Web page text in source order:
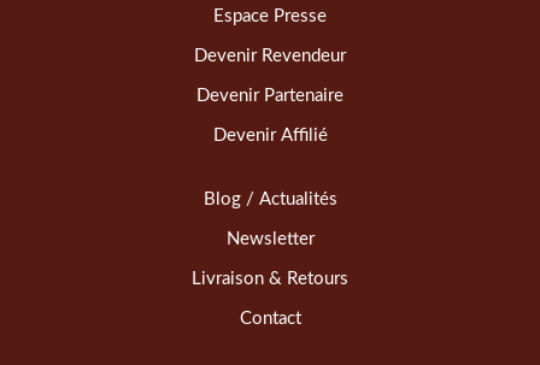
Espace Presse
Devenir Revendeur
Devenir Partenaire
Devenir Affilié
Blog / Actualités
Newsletter
Livraison & Retours
Contact